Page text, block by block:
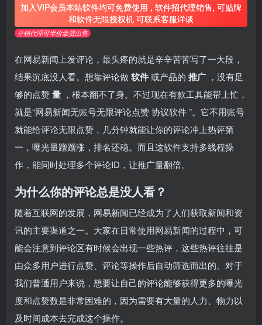
加入VIP会员本站软件均可免费使用 , 软件招代理销售, 可贴牌
和软件无限授权机 可联系客服详谈
分销代理可半价拿货出售
在网易新闻上发评论，最头疼的就是辛辛苦苦写了一大段，
结果沉底没人看。想靠评论做 软件或产品的 推广 ，没有足
够的点赞量 ，根本翻不了身。不过现在有款工具能帮上忙，
就是“网易新闻无账号无限评论点赞协议软件”。它不用账号
就能给评论无限点赞，几分钟就能让你的评论冲上热评第
一，曝光量蹭蹭涨，排名还稳。而且这软件支持多线程操
作，能同时处理多个评论ID，让推广量翻倍。
为什么你的评论总是没人看？
随着互联网的发展，网易新闻已经成为了人们获取新闻和资
讯的主要渠道之一。大家在日常使用网易新闻的过程中，可
能会注意到评论区有时候会出现一些热评，这些热评往往是
由众多用户进行点赞、评论等操作后自动筛选而出的。对于
我们普通用户来说，想要让自己的评论能够获得更多的曝光
度和点赞数是非常困难的，因为需要有大量的人力、物力以
及时间成本去完成这个操作。